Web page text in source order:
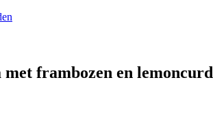
frambozen en lemoncurd